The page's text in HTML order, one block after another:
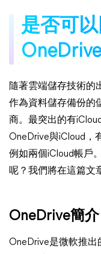
是否可
隨著雲端儲存技術的
作為資料儲存備份的
商。最突出的有
OneDrive與iCloud，
例如兩個iCloud帳戶
呢？我們將在這篇文
OneDrive簡介
OneDrive是微軟推出